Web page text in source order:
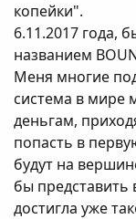
копейки".
6.11.2017 года,
названием
Меня многие
система в мире
деньгам,
попасть в
будут на
бы представить
достигла уже